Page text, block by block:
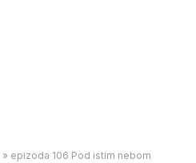
» epizoda 106 Pod istim nebom